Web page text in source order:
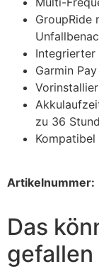
GroupRide
Integrierter
Garmin
zu 36
Artikelnummer:
Das